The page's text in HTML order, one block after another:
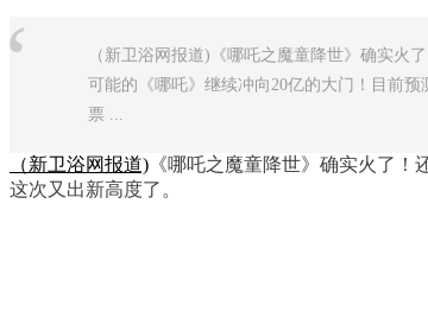
（新卫浴网报道)《哪吒之魔童降世》确实火
可能的《哪吒》继续冲向20亿的大门！目前
票 ...
（新卫浴网报道) 《哪吒之魔童降世》确实火了
这次又出新高度了。